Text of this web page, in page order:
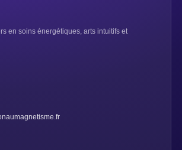
en soins énergétiques, arts intuitifs et